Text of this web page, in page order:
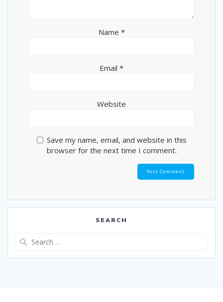
Name *
Email *
Website
Save my name, email, and website in this
browser for the next time I comment.
SEARCH